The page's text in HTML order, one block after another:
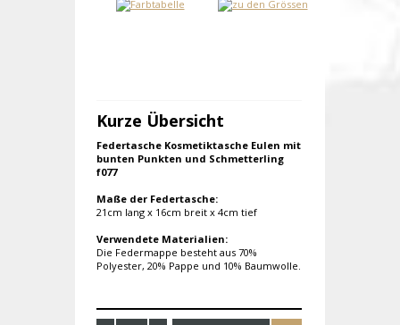
Kurze Übersicht
Federtasche Kosmetiktasche Eulen mit
bunten Punkten und Schmetterling
f077
Maße der Federtasche:
21cm lang x 16cm breit x 4cm tief
Verwendete Materialien:
Die Federmappe besteht aus 70%
Polyester, 20% Pappe und 10% Baumwolle.